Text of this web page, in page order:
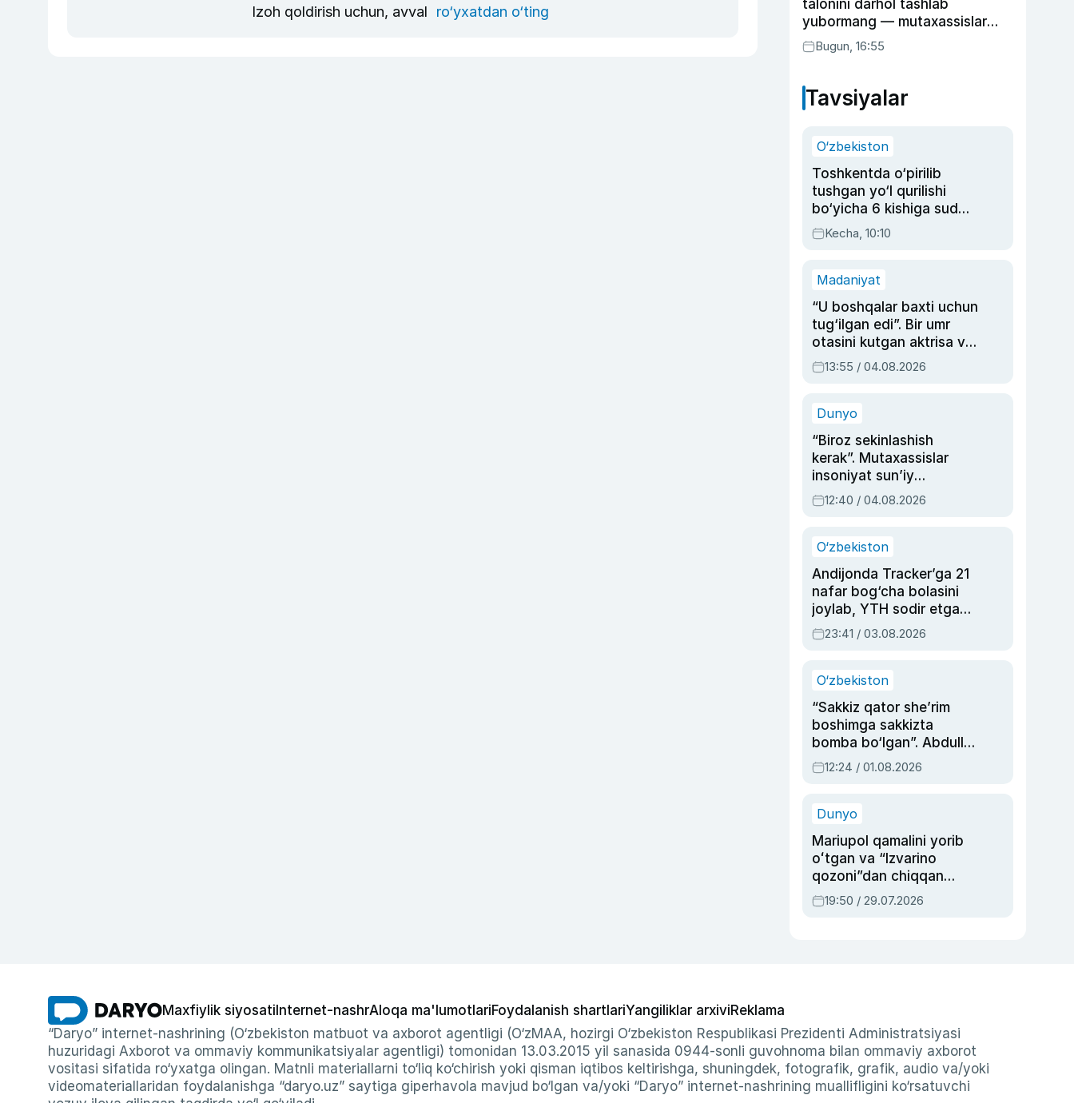
Izoh qoldirish uchun, avval ro‘yxatdan o‘ting
talonini darhol tashlab
yubormang — mutaxassislar
buning sababini tushuntirdi
Bugun, 16:55
Tavsiyalar
O‘zbekiston
Toshkentda o‘pirilib
tushgan yo‘l qurilishi
bo‘yicha 6 kishiga sud
hukmi o‘qildi
Kecha, 10:10
Madaniyat
“U boshqalar baxti uchun
tug‘ilgan edi”. Bir umr
otasini kutgan aktrisa va
dublyaj ustasi Rimma
Ahmedovaning
13:55 / 04.08.2026
Dunyo
“Biroz sekinlashish
kerak”. Mutaxassislar
insoniyat sun’iy
intellektni boshqara
olmay qolishidan xavotir
12:40 / 04.08.2026
O‘zbekiston
Andijonda Tracker’ga 21
nafar bog‘cha bolasini
joylab, YTH sodir etgan
ayolga sud hukmi o‘qildi
23:41 / 03.08.2026
O‘zbekiston
“Sakkiz qator she’rim
boshimga sakkizta
bomba bo‘lgan”. Abdulla
Oripovni siyosiy
ayblovlardan asrab
12:24 / 01.08.2026
Dunyo
Mariupol qamalini yorib
oʻtgan va “Izvarino
qozoni”dan chiqqan
qahramon — Ukraina
armiyasi bosh
19:50 / 29.07.2026
Maxfiylik siyosati Internet-nashrAloqa ma'lumotlariFoydalanish shartlariYangiliklar arxiviReklama
“Daryo” internet-nashrining (O‘zbekiston matbuot va axborot agentligi (O‘zMAA, hozirgi O‘zbekiston Respublikasi Prezidenti Administratsiyasi
huzuridagi Axborot va ommaviy kommunikatsiyalar agentligi) tomonidan 13.03.2015 yil sanasida 0944-sonli guvohnoma bilan ommaviy axborot
vositasi sifatida ro‘yxatga olingan. Matnli materiallarni to‘liq ko‘chirish yoki qisman iqtibos keltirishga, shuningdek, fotografik, grafik, audio va/yoki
videomateriallaridan foydalanishga “daryo.uz” saytiga giperhavola mavjud bo‘lgan va/yoki “Daryo” internet-nashrining muallifligini ko‘rsatuvchi